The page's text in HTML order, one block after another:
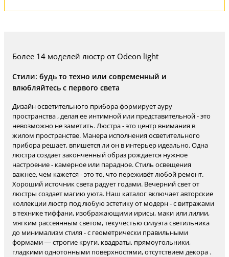
Более 14 моделей люстр от Odeon light
Стили: будь то техно или современный и
влюбляйтесь с первого света
Дизайн осветительного прибора формирует ауру
пространства , делая ее интимной или представительной - это
невозможно не заметить. Люстра - это центр внимания в
жилом пространстве. Манера исполнения осветительного
прибора решает, впишется ли он в интерьер идеально. Одна
люстра создает законченный образ рождается нужное
настроение - камерное или парадное. Стиль освещения
важнее, чем кажется - это то, что переживёт любой ремонт.
Хороший источник света радует годами. Вечерний свет от
люстры создает магию уюта. Наш каталог включает авторские
коллекции люстр под любую эстетику от модерн - с витражами
в технике тиффани, изображающими ирисы, маки или лилии,
мягким рассеянным светом, текучестью силуэта светильника
до минимализм стиля - с геометрически правильными
формами — строгие круги, квадраты, прямоугольники,
гладкими однотонными поверхностями, отсутствием декора .